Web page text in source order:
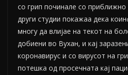
со грип починале со приближно
други студии покажаа дека
многу да влијае на текот на
добиени во Вухан, и кај
коронавирус и со вирусот на
потешка од просечната кај